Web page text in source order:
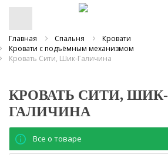
Главная Спальня
Кровати
Кровати с подъёмным механизмом
Кровать Сити, Шик-Галичина
КРОВАТЬ СИТИ, ШИК-
ГАЛИЧИНА
Все о товаре